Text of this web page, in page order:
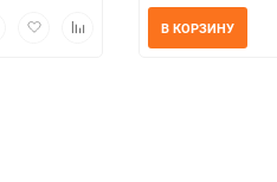
ДобавитьДобавить
В КОРЗИНУ